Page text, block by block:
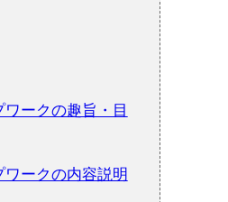
ワークの趣旨・目
ワークの内容説明